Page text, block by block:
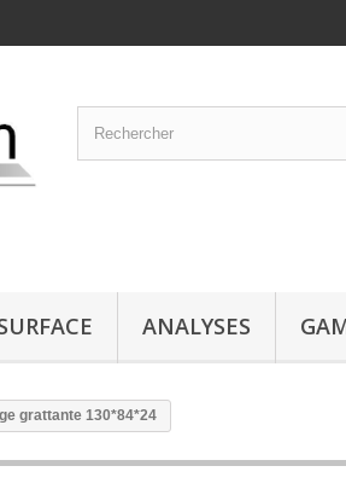
ANALYSES
grattante 130*84*24